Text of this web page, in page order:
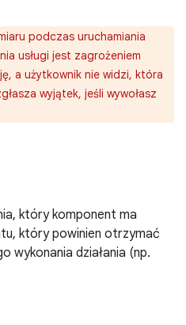
podczas uruchamiania
usługi jest zagrożeniem
a użytkownik nie widzi, która
wyjątek, jeśli wywołasz
który komponent ma
który powinien otrzymać
wykonania działania (np.